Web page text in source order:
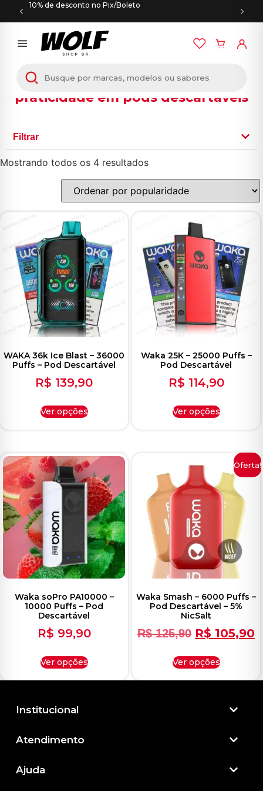
10% de desconto no Pix/Boleto
Waka combina design moderno e
praticidade em pods descartáveis
Filtrar
Mostrando todos os 4 resultados
WAKA 36k Ice Blast – 36000
Puffs – Pod Descartável
R$ 139,90
Ver opções
Waka 25K – 25000 Puffs –
Pod Descartável
R$ 114,90
Ver opções
Waka soPro PA10000 –
10000 Puffs – Pod
Descartável
R$ 99,90
Ver opções
Oferta!
Waka Smash – 6000 Puffs –
Pod Descartável – 5%
NicSalt
R$125,90 R$ 105,90
Ver opções
Institucional
Atendimento​
Ajuda